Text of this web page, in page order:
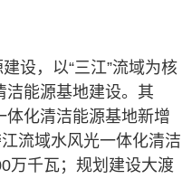
设，以“三江”流域为核
洁能源基地建设。其
体化清洁能源基地新增
流域水风光一体化清洁
万千瓦；规划建设大渡